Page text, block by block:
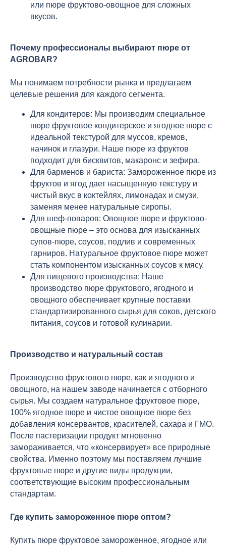
или пюре фруктово-овощное для сложных
вкусов.
Почему профессионалы выбирают пюре от
AGROBAR?
Мы понимаем потребности рынка и предлагаем
целевые решения для каждого сегмента.
Для кондитеров: Мы производим специальное
пюре фруктовое кондитерское и ягодное пюре с
идеальной текстурой для муссов, кремов,
начинок и глазури. Наше пюре из фруктов
подходит для бисквитов, макаронс и зефира.
Для барменов и бариста: Замороженное пюре из
фруктов и ягод дает насыщенную текстуру и
чистый вкус в коктейлях, лимонадах и смузи,
заменяя менее натуральные сиропы.
Для шеф-поваров: Овощное пюре и фруктово-
овощные пюре – это основа для изысканных
супов-пюре, соусов, подлив и современных
гарниров. Натуральное фруктовое пюре может
стать компонентом изысканных соусов к мясу.
Для пищевого производства: Наше
производство пюре фруктового, ягодного и
овощного обеспечивает крупные поставки
стандартизированного сырья для соков, детского
питания, соусов и готовой кулинарии.
Производство и натуральный состав
Производство фруктового пюре, как и ягодного и
овощного, на нашем заводе начинается с отборного
сырья. Мы создаем натуральное фруктовое пюре,
100% ягодное пюре и чистое овощное пюре без
добавления консервантов, красителей, сахара и ГМО.
После пастеризации продукт мгновенно
замораживается, что «консервирует» все природные
свойства. Именно поэтому мы поставляем лучшие
фруктовые пюре и другие виды продукции,
соответствующие высоким профессиональным
стандартам.
Где купить замороженное пюре оптом?
Купить пюре фруктовое замороженное, ягодное или